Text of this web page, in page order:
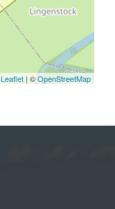
Leaflet | ©OpenStreetMap